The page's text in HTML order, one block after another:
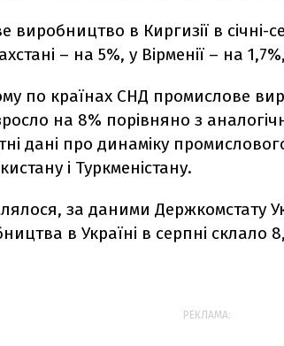
виробництво в Киргизії в січні-
– на 5%, у Вірменії – на
по країнах СНД промислове
на 8% порівняно з
дані про динаміку
і Туркменістану.
за даними Держкомстату
в Україні в серпні склало
РЕКЛАМА: